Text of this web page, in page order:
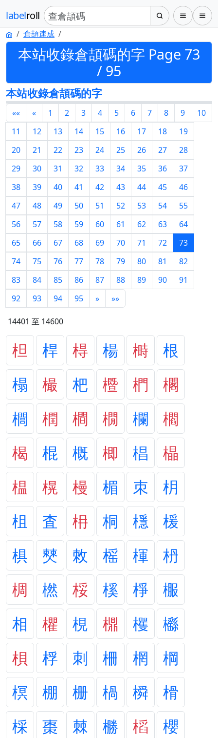
labelroll
倉頡速成
本站收錄倉頡碼的字 Page 73
/ 95
本站收錄倉頡碼的字
«« « 1 2 3 4 5 6 7 8 9
10
11
12 13 14 15 16 17 18
19
20
21 22 23 24 25 26 27
28
29
30 31 32 33 34 35 36
37
38
39 40 41 42 43 44 45
46
47
48 49 50 51 52 53 54
55
56
57 58 59 60 61 62 63
64
65
66 67 68 69 70 71 72
73
74
75 76 77 78 79 80 81
82
83
84 85 86 87 88 89 90
91
92
93 94 95 » »»
14401 至 14600
柦 桿 棏 楊 榯
根
榻
樶 杷 櫭 椚
櫊
櫚
橍 橺 橌 欄
櫩
楬
棍 概 楖 椙
橸
榅
榥 槾 楣 朿
枂
柤
査 枏 桐 檼
楥
椇
僰 敇 榣 楎
枬
椆
橪 桵 榽 棦
棴
相
欋 梘 檙 欔
櫾
梖
桴 刺 柵 棢
棡
榠
棚 栅 楇 橓
榾
棌
棗 棘 橳 槄
櫻